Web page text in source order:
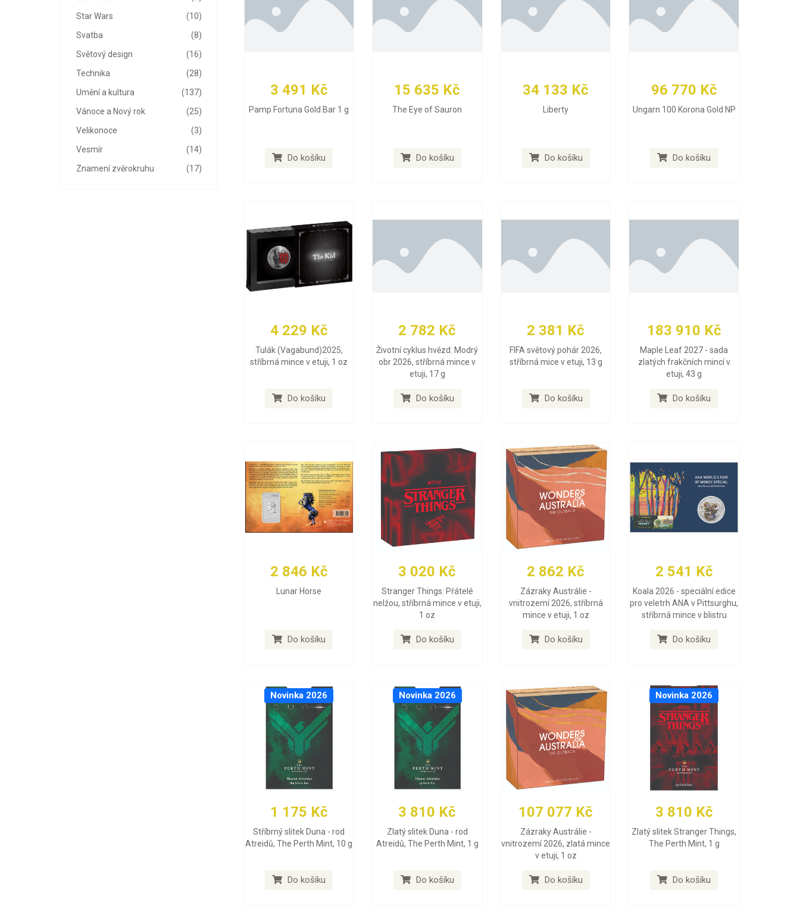
(10)
Star Wars
(8)
Svatba
(16)
Světový design
(28)
Technika
(137)
Umění a kultura
(25)
Vánoce a Nový rok
(3)
Velikonoce
(14)
Vesmír
(17)
Znamení zvěrokruhu
3 491 Kč
Pamp Fortuna Gold Bar 1 g
Do košíku
15 635 Kč
The Eye of Sauron
Do košíku
34 133 Kč
Liberty
Do košíku
96 770 Kč
Ungarn 100 Korona Gold NP
Do košíku
4 229 Kč
Tulák (Vagabund)2025,
stříbrná mince v etuji, 1 oz
Do košíku
2 782 Kč
Životní cyklus hvězd: Modrý
obr 2026, stříbrná mince v
etuji, 17 g
Do košíku
2 381 Kč
FIFA světový pohár 2026,
stříbrná mice v etuji, 13 g
Do košíku
183 910 Kč
Maple Leaf 2027 - sada
zlatých frakčních mincí v
etuji, 43 g
Do košíku
2 846 Kč
Lunar Horse
Do košíku
3 020 Kč
Stranger Things: Přátelé
nelžou, stříbrná mince v etuji,
1 oz
Do košíku
2 862 Kč
Zázraky Austrálie -
vnitrozemí 2026, stříbrná
mince v etuji, 1 oz
Do košíku
2 541 Kč
Koala 2026 - speciální edice
pro veletrh ANA v Pittsurghu,
stříbrná mince v blistru
Do košíku
Novinka 2026
1 175 Kč
Stříbrný slitek Duna - rod
Atreidů, The Perth Mint, 10 g
Do košíku
Novinka 2026
3 810 Kč
Zlatý slitek Duna - rod
Atreidů, The Perth Mint, 1 g
Do košíku
107 077 Kč
Zázraky Austrálie -
vnitrozemí 2026, zlatá mince
v etuji, 1 oz
Do košíku
Novinka 2026
3 810 Kč
Zlatý slitek Stranger Things,
The Perth Mint, 1 g
Do košíku